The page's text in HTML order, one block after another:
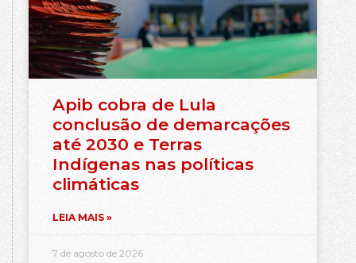
Apib cobra de Lula
conclusão de demarcações
até 2030 e Terras
Indígenas nas políticas
climáticas
LEIA MAIS »
7 de agosto de 2026